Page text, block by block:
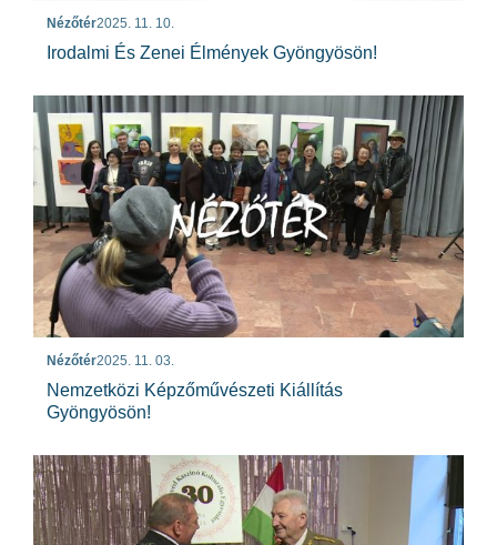
Nézőtér2025. 11. 10.
Irodalmi És Zenei Élmények Gyöngyösön!
Nézőtér2025. 11. 03.
Nemzetközi Képzőművészeti Kiállítás
Gyöngyösön!